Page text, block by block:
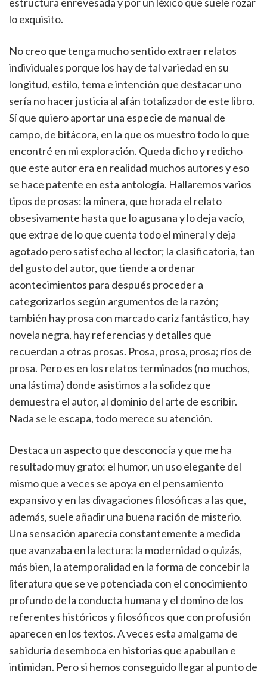
lo exquisito.
No creo que tenga mucho sentido extraer relatos
individuales porque los hay de tal variedad en su
longitud, estilo, tema e intención que destacar uno
sería no hacer justicia al afán totalizador de este libro.
Sí que quiero aportar una especie de manual de
campo, de bitácora, en la que os muestro todo lo que
encontré en mi exploración. Queda dicho y redicho
que este autor era en realidad muchos autores y eso
se hace patente en esta antología. Hallaremos varios
tipos de prosas: la minera, que horada el relato
obsesivamente hasta que lo agusana y lo deja vacío,
que extrae de lo que cuenta todo el mineral y deja
agotado pero satisfecho al lector; la clasificatoria, tan
del gusto del autor, que tiende a ordenar
acontecimientos para después proceder a
categorizarlos según argumentos de la razón;
también hay prosa con marcado cariz fantástico, hay
novela negra, hay referencias y detalles que
recuerdan a otras prosas. Prosa, prosa, prosa; ríos de
prosa. Pero es en los relatos terminados (no muchos,
una lástima) donde asistimos a la solidez que
demuestra el autor, al dominio del arte de escribir.
Nada se le escapa, todo merece su atención.
Destaca un aspecto que desconocía y que me ha
resultado muy grato: el humor, un uso elegante del
mismo que a veces se apoya en el pensamiento
expansivo y en las divagaciones filosóficas a las que,
además, suele añadir una buena ración de misterio.
Una sensación aparecía constantemente a medida
que avanzaba en la lectura: la modernidad o quizás,
más bien, la atemporalidad en la forma de concebir la
literatura que se ve potenciada con el conocimiento
profundo de la conducta humana y el domino de los
referentes históricos y filosóficos que con profusión
aparecen en los textos. A veces esta amalgama de
sabiduría desemboca en historias que apabullan e
intimidan. Pero si hemos conseguido llegar al punto de